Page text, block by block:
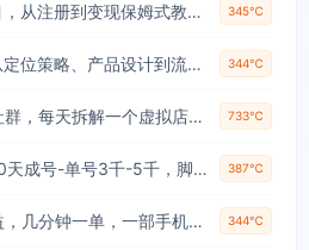
一节课了解AI头条项目，从注册到变现保姆式教学，零基础可以操作【揭秘】 345℃
财务IP变现必修课：从定位策略、产品设计到流量变现形成完整闭环 344℃
小红书虚拟店铺拆解社群，每天拆解一个虚拟店，简单实用(赠送小红书虚拟教程) 733℃
魔兽亚服一命模式，10天成号-单号3千-5千，脚本全自动操作，保姆级教学【揭秘】 387℃
淘宝闪购浏览就有收益，几分钟一单，一部手机就可操作，操作简单，小白轻松日入3张【揭秘】 344℃